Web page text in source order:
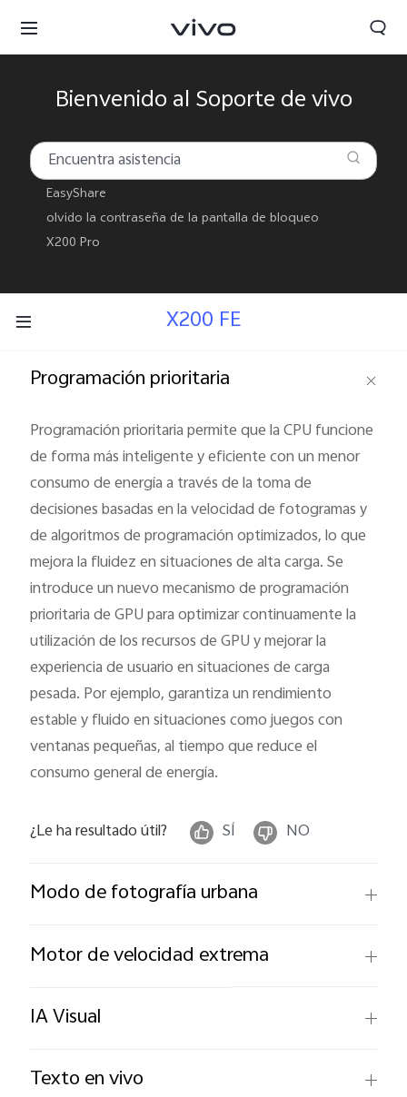
Bienvenido al Soporte de vivo
EasyShare
olvido la contraseña de la pantalla de bloqueo
X200 Pro
X200 FE
Programación prioritaria
Programación prioritaria permite que la CPU funcione
de forma más inteligente y eficiente con un menor
consumo de energía a través de la toma de
decisiones basadas en la velocidad de fotogramas y
de algoritmos de programación optimizados, lo que
mejora la fluidez en situaciones de alta carga. Se
introduce un nuevo mecanismo de programación
prioritaria de GPU para optimizar continuamente la
utilización de los recursos de GPU y mejorar la
experiencia de usuario en situaciones de carga
pesada. Por ejemplo, garantiza un rendimiento
estable y fluido en situaciones como juegos con
ventanas pequeñas, al tiempo que reduce el
consumo general de energía.
¿Le ha resultado útil? SÍ NO
Modo de fotografía urbana
Motor de velocidad extrema
IA Visual
Texto en vivo